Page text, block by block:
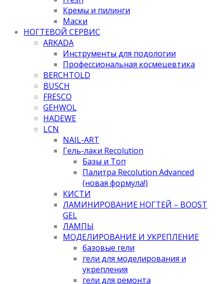
Кремы и пилинги
Маски
НОГТЕВОЙ СЕРВИС
ARKADA
Инструменты для подологии
Профессиональная космецевтика
BERCHTOLD
BUSCH
FRESCO
GEHWOL
HADEWE
LCN
NAIL-ART
Гель-лаки Recolution
Базы и Топ
Палитра Recolution Advanced
(новая формула!)
КИСТИ
ЛАМИНИРОВАНИЕ НОГТЕЙ – BOOST
GEL
ЛАМПЫ
МОДЕЛИРОВАНИЕ И УКРЕПЛЕНИЕ
базовые гели
гели для моделирования и
укрепления
гели для ремонта